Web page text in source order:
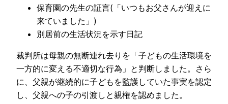
保育園の先生の証言(「いつもお父さんが迎えに
来ていました」)
別居前の生活状況を示す日記
裁判所は母親の無断連れ去りを「子どもの生活環境を
一方的に変える不適切な行為」と判断しました。さら
に、父親が継続的に子どもを監護していた事実を認定
し、父親への子の引渡しと親権を認めました。